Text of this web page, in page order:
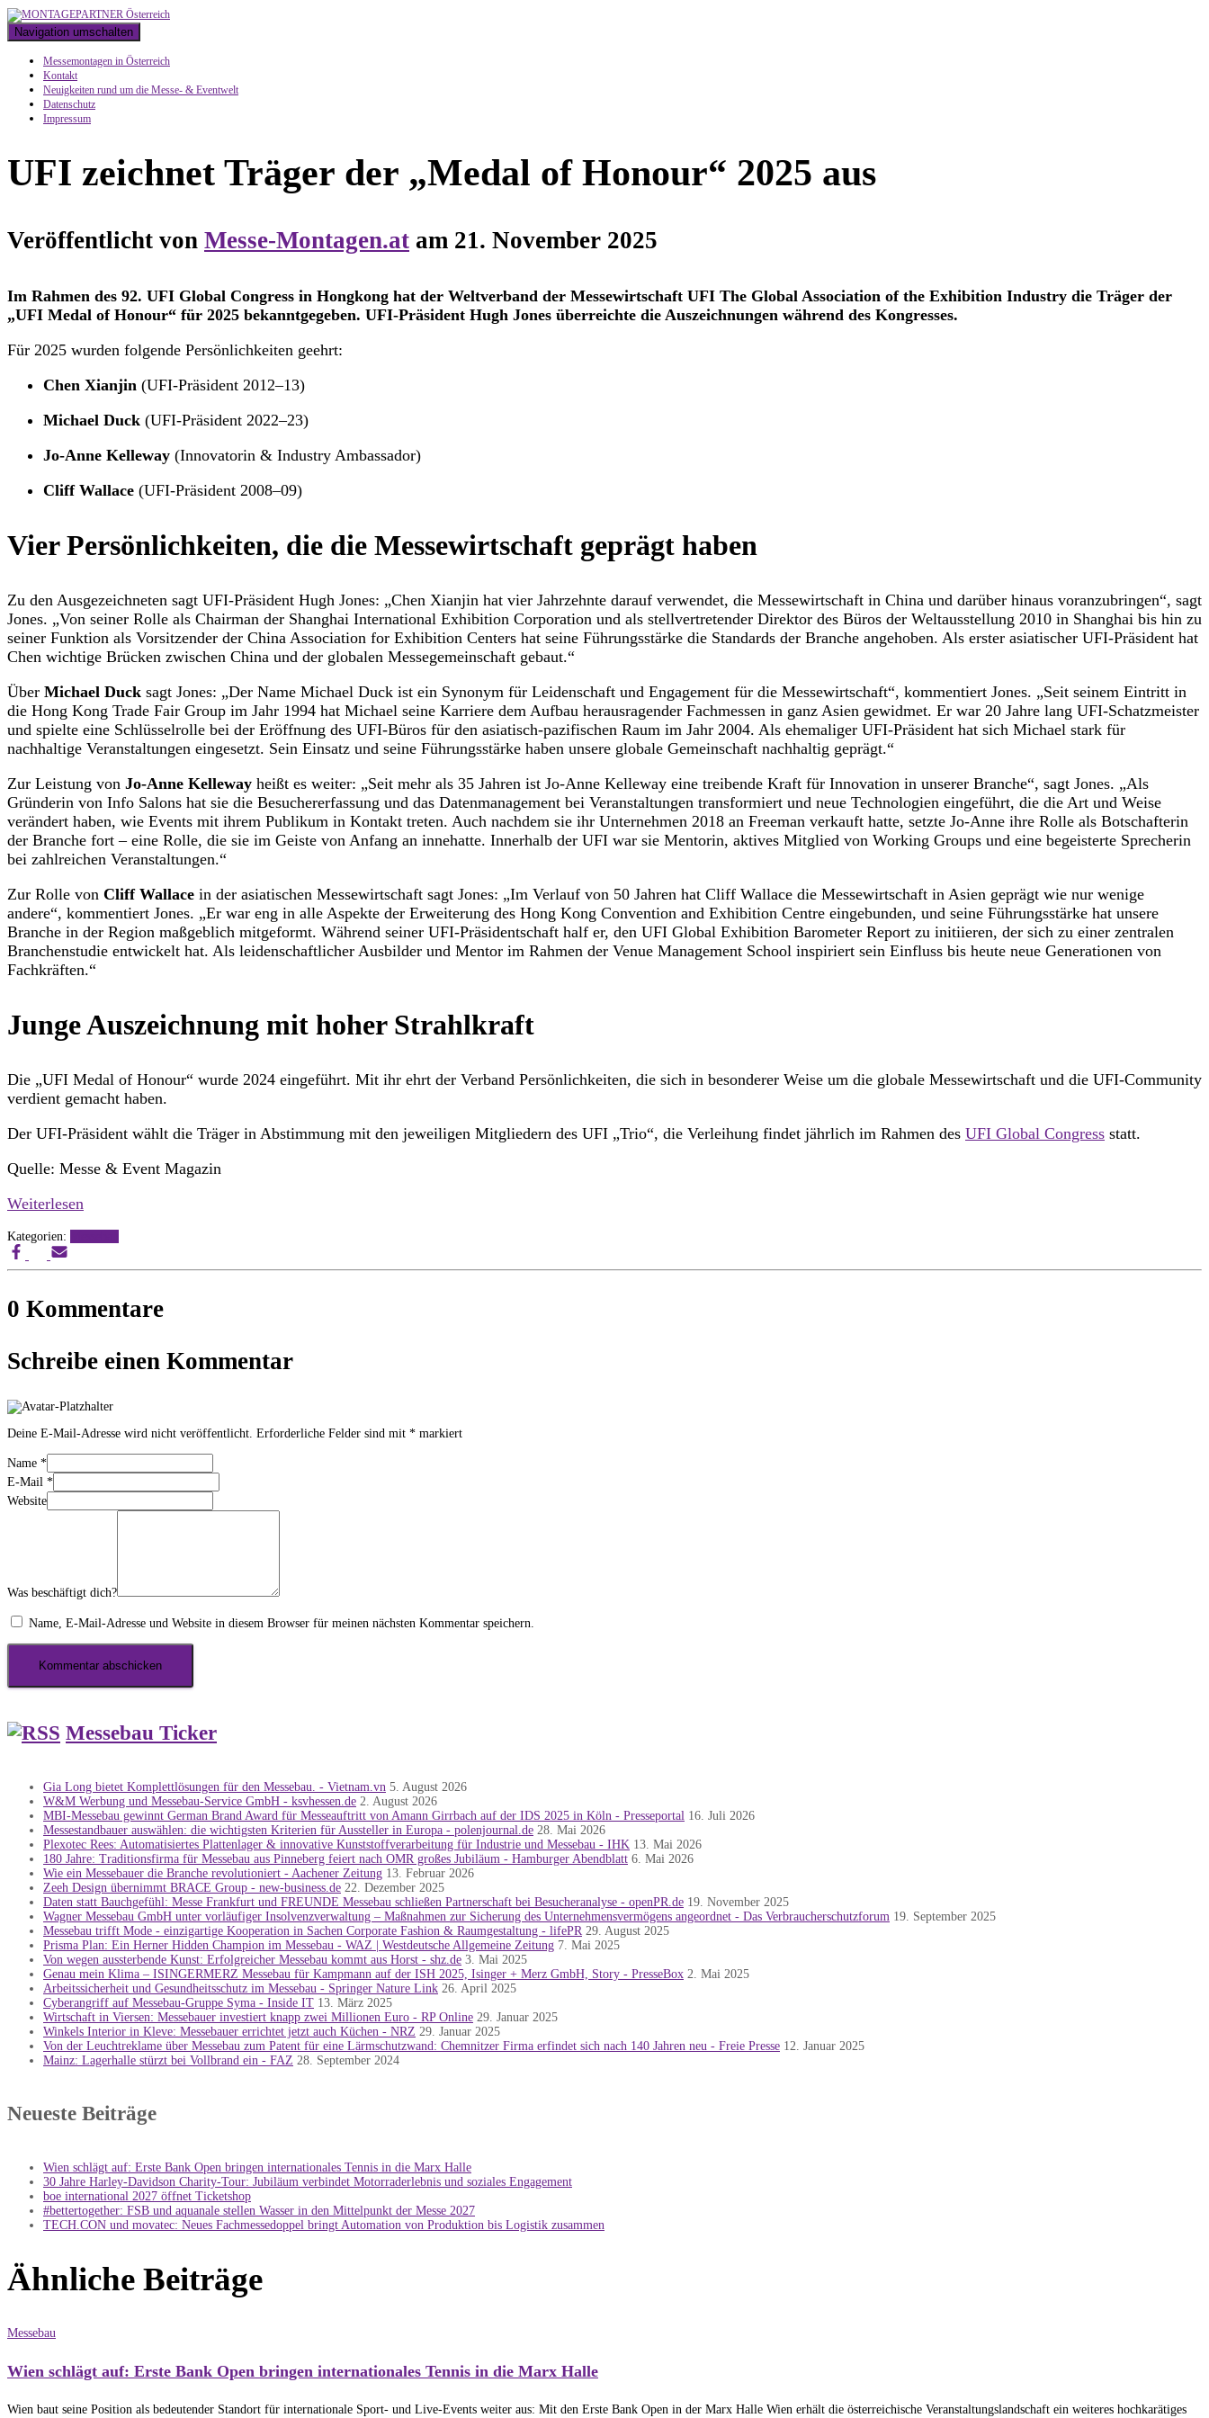
Navigation umschalten
Messemontagen in Österreich
Kontakt
Neuigkeiten rund um die Messe- & Eventwelt
Datenschutz
Impressum
UFI zeichnet Träger der „Medal of Honour“ 2025 aus
Veröffentlicht von Messe-Montagen.at am 21. November 2025
Im Rahmen des 92. UFI Global Congress in Hongkong hat der Weltverband der Messewirtschaft UFI The Global Association of the Exhibition Industry die Träger der
„UFI Medal of Honour“ für 2025 bekanntgegeben. UFI-Präsident Hugh Jones überreichte die Auszeichnungen während des Kongresses.
Für 2025 wurden folgende Persönlichkeiten geehrt:
Chen Xianjin (UFI-Präsident 2012–13)
Michael Duck (UFI-Präsident 2022–23)
Jo-Anne Kelleway (Innovatorin & Industry Ambassador)
Cliff Wallace (UFI-Präsident 2008–09)
Vier Persönlichkeiten, die die Messewirtschaft geprägt haben
Zu den Ausgezeichneten sagt UFI-Präsident Hugh Jones: „Chen Xianjin hat vier Jahrzehnte darauf verwendet, die Messewirtschaft in China und darüber hinaus voranzubringen“, sagt
Jones. „Von seiner Rolle als Chairman der Shanghai International Exhibition Corporation und als stellvertretender Direktor des Büros der Weltausstellung 2010 in Shanghai bis hin zu
seiner Funktion als Vorsitzender der China Association for Exhibition Centers hat seine Führungsstärke die Standards der Branche angehoben. Als erster asiatischer UFI-Präsident hat
Chen wichtige Brücken zwischen China und der globalen Messegemeinschaft gebaut.“
Über Michael Duck sagt Jones: „Der Name Michael Duck ist ein Synonym für Leidenschaft und Engagement für die Messewirtschaft“, kommentiert Jones. „Seit seinem Eintritt in
die Hong Kong Trade Fair Group im Jahr 1994 hat Michael seine Karriere dem Aufbau herausragender Fachmessen in ganz Asien gewidmet. Er war 20 Jahre lang UFI-Schatzmeister
und spielte eine Schlüsselrolle bei der Eröffnung des UFI-Büros für den asiatisch-pazifischen Raum im Jahr 2004. Als ehemaliger UFI-Präsident hat sich Michael stark für
nachhaltige Veranstaltungen eingesetzt. Sein Einsatz und seine Führungsstärke haben unsere globale Gemeinschaft nachhaltig geprägt.“
Zur Leistung von Jo-Anne Kelleway heißt es weiter: „Seit mehr als 35 Jahren ist Jo-Anne Kelleway eine treibende Kraft für Innovation in unserer Branche“, sagt Jones. „Als
Gründerin von Info Salons hat sie die Besuchererfassung und das Datenmanagement bei Veranstaltungen transformiert und neue Technologien eingeführt, die die Art und Weise
verändert haben, wie Events mit ihrem Publikum in Kontakt treten. Auch nachdem sie ihr Unternehmen 2018 an Freeman verkauft hatte, setzte Jo-Anne ihre Rolle als Botschafterin
der Branche fort – eine Rolle, die sie im Geiste von Anfang an innehatte. Innerhalb der UFI war sie Mentorin, aktives Mitglied von Working Groups und eine begeisterte Sprecherin
bei zahlreichen Veranstaltungen.“
Zur Rolle von Cliff Wallace in der asiatischen Messewirtschaft sagt Jones: „Im Verlauf von 50 Jahren hat Cliff Wallace die Messewirtschaft in Asien geprägt wie nur wenige
andere“, kommentiert Jones. „Er war eng in alle Aspekte der Erweiterung des Hong Kong Convention and Exhibition Centre eingebunden, und seine Führungsstärke hat unsere
Branche in der Region maßgeblich mitgeformt. Während seiner UFI-Präsidentschaft half er, den UFI Global Exhibition Barometer Report zu initiieren, der sich zu einer zentralen
Branchenstudie entwickelt hat. Als leidenschaftlicher Ausbilder und Mentor im Rahmen der Venue Management School inspiriert sein Einfluss bis heute neue Generationen von
Fachkräften.“
Junge Auszeichnung mit hoher Strahlkraft
Die „UFI Medal of Honour“ wurde 2024 eingeführt. Mit ihr ehrt der Verband Persönlichkeiten, die sich in besonderer Weise um die globale Messewirtschaft und die UFI-Community
verdient gemacht haben.
Der UFI-Präsident wählt die Träger in Abstimmung mit den jeweiligen Mitgliedern des UFI „Trio“, die Verleihung findet jährlich im Rahmen des UFI Global Congress statt.
Quelle: Messe & Event Magazin
Weiterlesen
Kategorien:
0 Kommentare
Schreibe einen Kommentar
Deine E-Mail-Adresse wird nicht veröffentlicht. Erforderliche Felder sind mit * markiert
Name *
E-Mail *
Website
Was beschäftigt dich?
Name, E-Mail-Adresse und Website in diesem Browser für meinen nächsten Kommentar speichern.
Messebau Ticker
Gia Long bietet Komplettlösungen für den Messebau. - Vietnam.vn 5. August 2026
W&M Werbung und Messebau-Service GmbH - ksvhessen.de 2. August 2026
MBI-Messebau gewinnt German Brand Award für Messeauftritt von Amann Girrbach auf der IDS 2025 in Köln - Presseportal 16. Juli 2026
Messestandbauer auswählen: die wichtigsten Kriterien für Aussteller in Europa - polenjournal.de 28. Mai 2026
Plexotec Rees: Automatisiertes Plattenlager & innovative Kunststoffverarbeitung für Industrie und Messebau - IHK 13. Mai 2026
180 Jahre: Traditionsfirma für Messebau aus Pinneberg feiert nach OMR großes Jubiläum - Hamburger Abendblatt 6. Mai 2026
Wie ein Messebauer die Branche revolutioniert - Aachener Zeitung 13. Februar 2026
Zeeh Design übernimmt BRACE Group - new-business.de 22. Dezember 2025
Daten statt Bauchgefühl: Messe Frankfurt und FREUNDE Messebau schließen Partnerschaft bei Besucheranalyse - openPR.de 19. November 2025
Wagner Messebau GmbH unter vorläufiger Insolvenzverwaltung – Maßnahmen zur Sicherung des Unternehmensvermögens angeordnet - Das Verbraucherschutzforum 19. September 2025
Messebau trifft Mode - einzigartige Kooperation in Sachen Corporate Fashion & Raumgestaltung - lifePR 29. August 2025
Prisma Plan: Ein Herner Hidden Champion im Messebau - WAZ | Westdeutsche Allgemeine Zeitung 7. Mai 2025
Von wegen aussterbende Kunst: Erfolgreicher Messebau kommt aus Horst - shz.de 3. Mai 2025
Genau mein Klima – ISINGERMERZ Messebau für Kampmann auf der ISH 2025, Isinger + Merz GmbH, Story - PresseBox 2. Mai 2025
Arbeitssicherheit und Gesundheitsschutz im Messebau - Springer Nature Link 26. April 2025
Cyberangriff auf Messebau-Gruppe Syma - Inside IT 13. März 2025
Wirtschaft in Viersen: Messebauer investiert knapp zwei Millionen Euro - RP Online 29. Januar 2025
Winkels Interior in Kleve: Messebauer errichtet jetzt auch Küchen - NRZ 29. Januar 2025
Von der Leuchtreklame über Messebau zum Patent für eine Lärmschutzwand: Chemnitzer Firma erfindet sich nach 140 Jahren neu - Freie Presse 12. Januar 2025
Mainz: Lagerhalle stürzt bei Vollbrand ein - FAZ 28. September 2024
Neueste Beiträge
Wien schlägt auf: Erste Bank Open bringen internationales Tennis in die Marx Halle
30 Jahre Harley-Davidson Charity-Tour: Jubiläum verbindet Motorraderlebnis und soziales Engagement
boe international 2027 öffnet Ticketshop
#bettertogether: FSB und aquanale stellen Wasser in den Mittelpunkt der Messe 2027
TECH.CON und movatec: Neues Fachmessedoppel bringt Automation von Produktion bis Logistik zusammen
Ähnliche Beiträge
Messebau
Wien schlägt auf: Erste Bank Open bringen internationales Tennis in die Marx Halle
Wien baut seine Position als bedeutender Standort für internationale Sport- und Live-Events weiter aus: Mit den Erste Bank Open in der Marx Halle Wien erhält die österreichische Veranstaltungslandschaft ein weiteres hochkarätiges